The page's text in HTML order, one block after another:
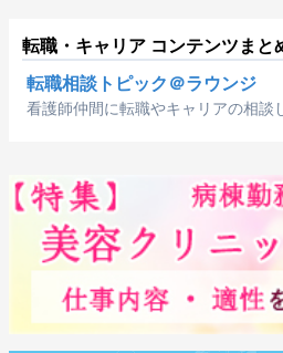
転職・キャリア コンテンツまと
転職相談トピック＠ラウンジ
看護師仲間に転職やキャリアの相談